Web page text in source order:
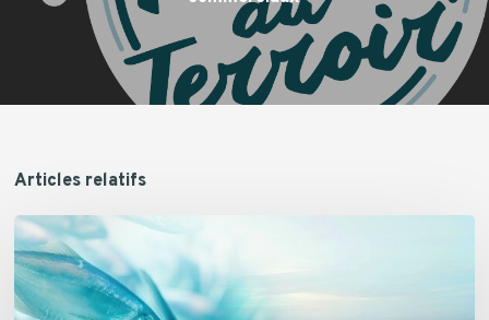
Articles relatifs
[Evénement]
Colloque
international
Fish